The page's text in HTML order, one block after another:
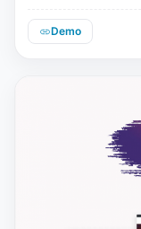
Demo